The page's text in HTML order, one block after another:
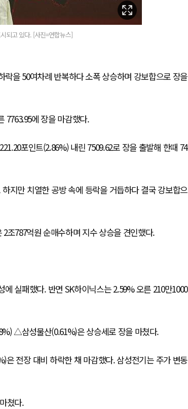
되고 있다. [사진=연합뉴스]
을 50여차례 반복하다 소폭 상승하며 강보합으로 장을
7763.95에 장을 마감했다.
포인트(2.86%) 내린 7509.62로 장을 출발해 한때 74
지만 치열한 공방 속에 등락을 거듭하다 결국 강보합으
조787억원 순매수하며 지수 상승을 견인했다.
실패했다. 반면 SK하이닉스는 2.59% 오른 210만1000
△삼성물산(0.61%)은 상승세로 장을 마쳤다.
전장 대비 하락한 채 마감했다. 삼성전기는 주가 변동
쳤다.